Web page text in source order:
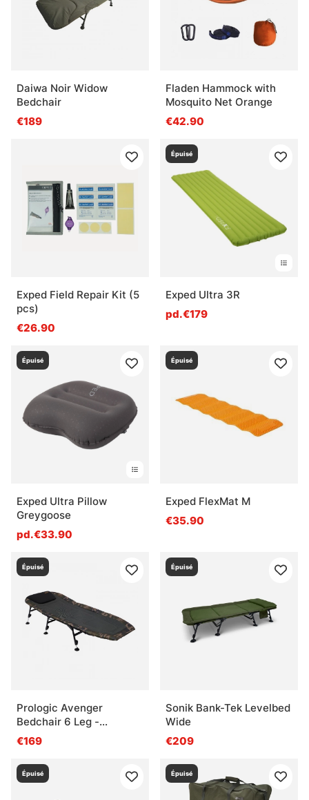
Daiwa Noir Widow
Bedchair
€189
Fladen Hammock with
Mosquito Net Orange
€42.90
Exped Field Repair Kit (5
pcs)
€26.90
Épuisé
Exped Ultra 3R
pd.€179
Épuisé
Exped Ultra Pillow
Greygoose
pd.€33.90
Épuisé
Exped FlexMat M
€35.90
Épuisé
Prologic Avenger
Bedchair 6 Leg -
190x70cm
€169
Épuisé
Sonik Bank-Tek Levelbed
Wide
€209
Épuisé Épuisé